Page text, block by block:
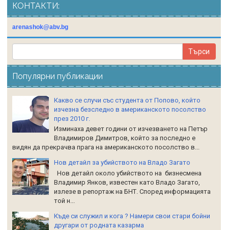
КОНТАКТИ:
arenashok@abv.bg
Популярни публикации
Какво се случи със студента от Попово, който
изчезна безследно в американското посолство
през 2010 г.
Изминаха девет години от изчезването на Петър
Владимиров Димитров, който за последно е
видян да прекрачва прага на американското посолство в...
Нов детайл за убийството на Владо Загато
Нов детайл около убийството на бизнесмена
Владимир Янков, известен като Владо Загато,
излезе в репортаж на БНТ. Според информацията
той н...
Къде си служил и кога ? Намери свои стари бойни
другари от родната казарма